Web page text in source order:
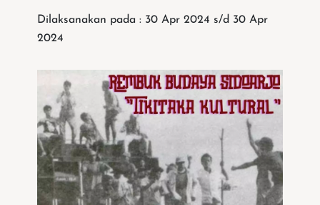
Dilaksanakan pada : 30 Apr 2024 s/d 30 Apr
2024